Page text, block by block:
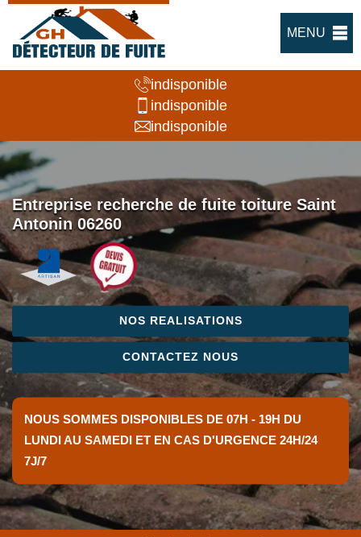
MENU
indisponible
indisponible
indisponible
Entreprise recherche de fuite toiture Saint
Antonin 06260
NOS REALISATIONS
CONTACTEZ NOUS
NOUS SOMMES DISPONIBLES DE 07H - 19H DU
LUNDI AU SAMEDI ET EN CAS D'URGENCE 24H/24
7J/7